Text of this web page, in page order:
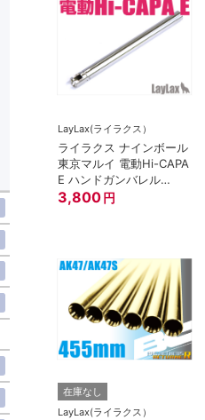
LayLax(ライラクス）
ライラクス ナインボール
東京マルイ 電動Hi-CAPA
E ハンドガンバレル
122.0mm 内径6.03mm
3,800 円
在庫なし
LayLax(ライラクス）